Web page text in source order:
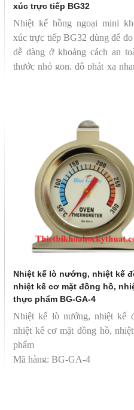
xúc trực tiếp BG32
Nhiệt kế hồng ngoại mini
xúc trực tiếp BG32 dùng để
dễ dàng ở khoảng cách an
thước nhỏ gọn, độ phát xạ
Nhiệt kế lò nướng, nhiệt kế
nhiệt kế cơ mặt đồng hồ,
thực phẩm BG-GA-4
Nhiệt kế lò nướng, nhiệt kế
nhiệt kế cơ mặt đồng hồ,
phẩm
Mã hàng: BG-GA-4